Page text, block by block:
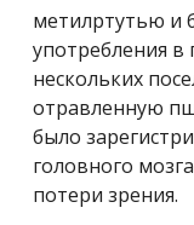
метилртутью и
употребления
нескольких
отравленную
было
головного
потери зрения.